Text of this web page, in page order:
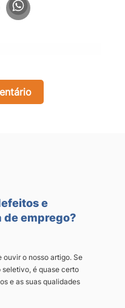
e
de emprego?
ouvir o nosso artigo. Se
é quase certo
e as suas qualidades